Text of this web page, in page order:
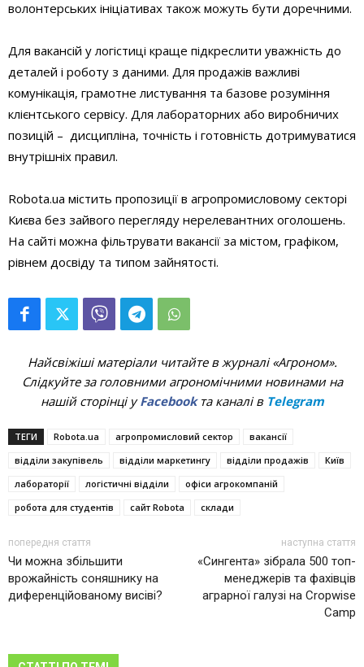
волонтерських ініціативах також можуть бути доречними.
Для вакансій у логістиці краще підкреслити уважність до
деталей і роботу з даними. Для продажів важливі
комунікація, грамотне листування та базове розуміння
клієнтського сервісу. Для лабораторних або виробничих
позицій – дисципліна, точність і готовність дотримуватися
внутрішніх правил.
Robota.ua містить пропозиції в агропромисловому секторі
Києва без зайвого перегляду нерелевантних оголошень.
На сайті можна фільтрувати вакансії за містом, графіком,
рівнем досвіду та типом зайнятості.
Найсвіжіші матеріали читайте в журналі «Агроном».
Слідкуйте за головними агрономічними новинами на
нашій сторінці уFacebookта каналі в Telegram
ТЕГИ Robota.ua агропромисловий сектор
вакансії
відділи закупівель
відділи маркетингу відділи продажів
Київ
лабораторії
логістичні відділи
офіси агрокомпаній
робота для студентів
сайт Robota склади
попередня стаття
Чи можна збільшити
врожайність соняшнику на
диференційованому висіві?
наступна стаття
«Сингента» зібрала 500 топ-
менеджерів та фахівців
аграрної галузі на Cropwise
Camp